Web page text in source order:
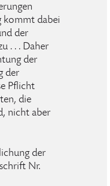
kommt dabei
der
. . . Daher
der
der
Pflicht
die
nicht aber
der
Nr.